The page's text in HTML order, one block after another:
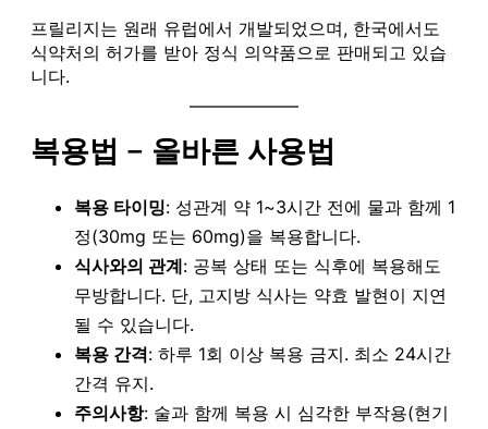
프릴리지는 원래 유럽에서 개발되었으며, 한국에서도
식약처의 허가를 받아 정식 의약품으로 판매되고 있습
니다.
복용법 – 올바른 사용법
복용 타이밍: 성관계 약 1~3시간 전에 물과 함께 1
정(30mg 또는 60mg)을 복용합니다.
식사와의 관계: 공복 상태 또는 식후에 복용해도
무방합니다. 단, 고지방 식사는 약효 발현이 지연
될 수 있습니다.
복용 간격: 하루 1회 이상 복용 금지. 최소 24시간
간격 유지.
주의사항: 술과 함께 복용 시 심각한 부작용(현기